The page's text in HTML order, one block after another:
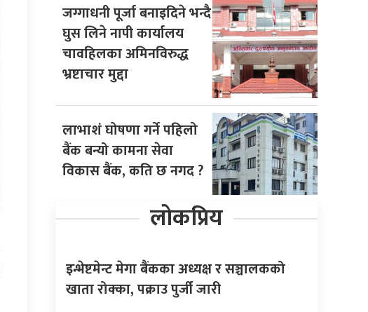
जग्गाधनी पूर्जा बनाइदिने भन्दै
घुस लिने नापी कार्यालय
चावहिलका अमिनविरुद्ध
भ्रष्टाचार मुद्दा
लाभाशं घोषणा गर्ने पहिलो
बैंक बन्यो कामना सेवा
विकास बैंक, कति छ नगद ?
लोकप्रिय
इन्भेष्टमेन्ट मेगा बैंकका अध्यक्ष र सञ्चालकको
खाता रोक्का, पक्राउ पुर्जी जारी